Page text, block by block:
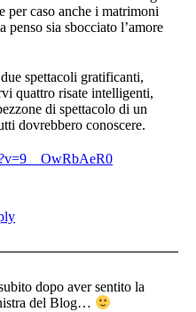
per caso anche i matrimoni
sia sbocciato l’amore
spettacoli gratificanti,
quattro risate intelligenti,
di spettacolo di un
dovrebbero conoscere.
dopo aver sentito la
del Blog…